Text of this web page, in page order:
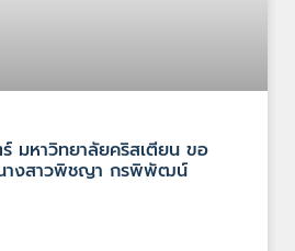
มหาวิทยาลัยคริสเตียน ขอ
างสาวพิชญา กรพิพัฒน์